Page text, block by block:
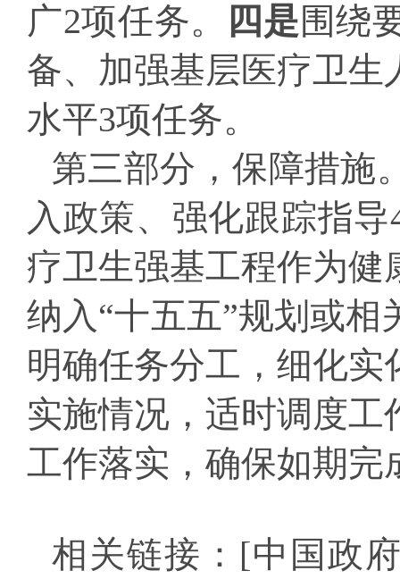
广2项任务。
四是围绕
备、加强基层医疗卫
水平3项任务。
第三部分，保障措施
入政策、强化跟踪指导
疗卫生强基工程作为
纳入“十五五”规划或
明确任务分工，细化
实施情况，适时调度
工作落实，确保如期完
相关链接： [中国政